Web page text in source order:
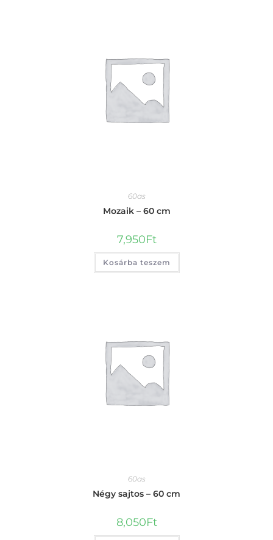
60as
Mozaik – 60 cm
7,950Ft
Kosárba teszem
60as
Négy sajtos – 60 cm
8,050Ft